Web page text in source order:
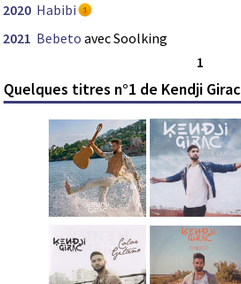
2020 Habibi
2021 Bebeto avec Soolking
1
Quelques titres n°1 de Kendji Girac